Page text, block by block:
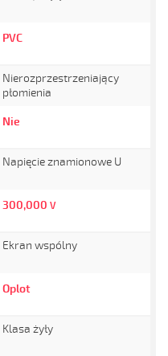
PVC
Nierozprzestrzeniający
płomienia
Nie
Napięcie znamionowe U
300,000 V
Ekran wspólny
Oplot
Klasa żyły